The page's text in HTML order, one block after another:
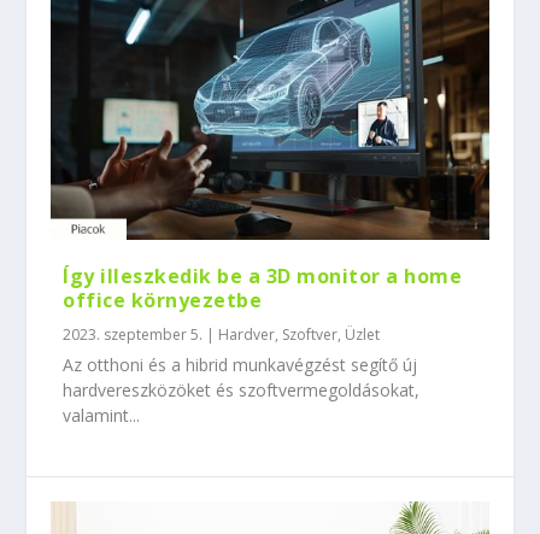
Így illeszkedik be a 3D monitor a home
office környezetbe
2023. szeptember 5. | Hardver, Szoftver, Üzlet
Az otthoni és a hibrid munkavégzést segítő új
hardvereszközöket és szoftvermegoldásokat,
valamint...